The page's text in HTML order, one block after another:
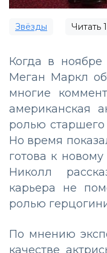
Звёзды Читать 1
Когда в
Меган Маркл
многие
американская
ролью
Но время
готова к новому
Николл
карьера не
ролью
По мнению
качестве